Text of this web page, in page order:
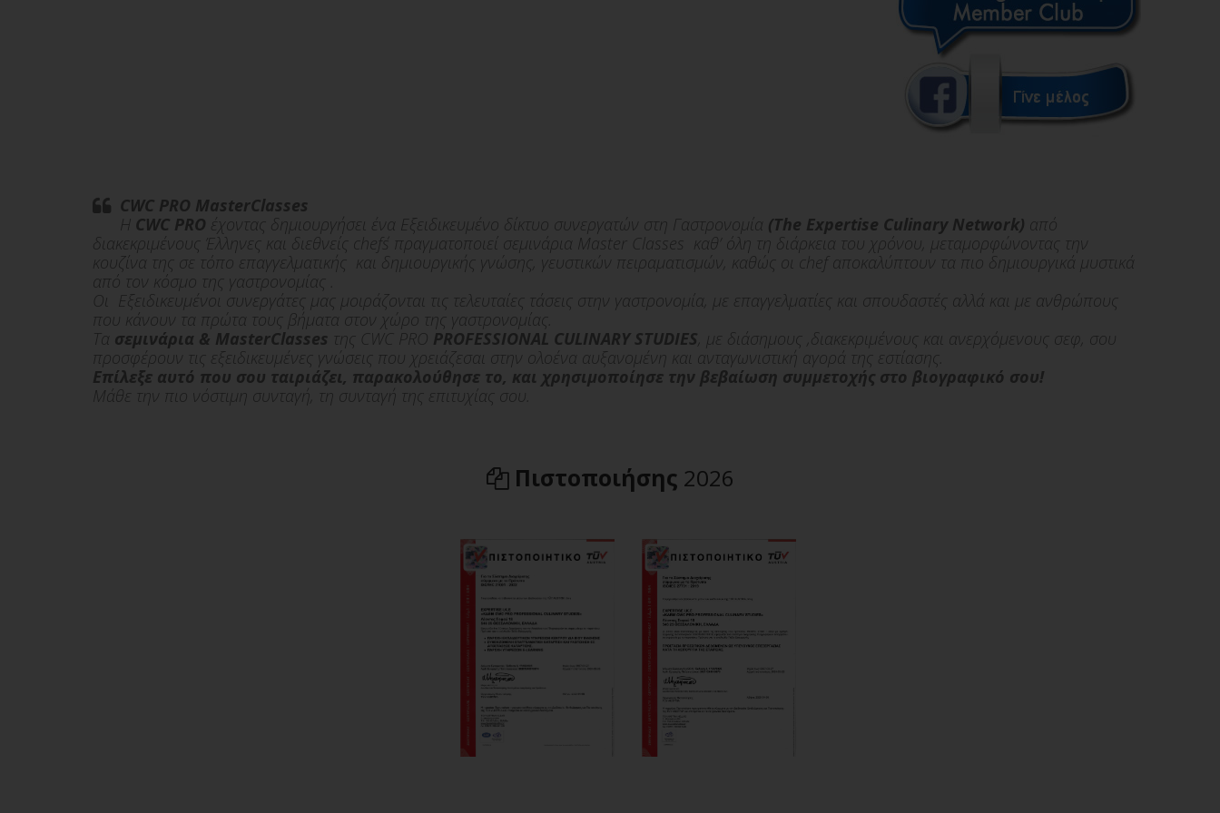
CWC PRO MasterClasses
H CWC PRO έχοντας δημιουργήσει ένα Εξειδικευμένο δίκτυο συνεργατών στη Γαστρονομία (The Expertise Culinary Network) από
διακεκριμένους Έλληνες και διεθνείς chef΄s πραγματοποιεί σεμινάρια Μaster Classes καθ’ όλη τη διάρκεια του χρόνου, μεταμορφώνοντας την
κουζίνα της σε τόπο επαγγελματικής και δημιουργικής γνώσης, γευστικών πειραματισμών, καθώς οι chef αποκαλύπτουν τα πιο δημιουργικά μυστικά
από τον κόσμο της γαστρονομίας .
Οι Εξειδικευμένοι συνεργάτες μας μοιράζονται τις τελευταίες τάσεις στην γαστρονομία, με επαγγελματίες και σπουδαστές αλλά και με ανθρώπους
που κάνουν τα πρώτα τους βήματα στον χώρο της γαστρονομίας.
Τα σεμινάρια & MasterClasses της CWC PRO PROFESSIONAL CULINARY STUDIES , με διάσημους ,διακεκριμένους και ανερχόμενους σεφ, σου
προσφέρουν τις εξειδικευμένες γνώσεις που χρειάζεσαι στην ολοένα αυξανομένη και ανταγωνιστική αγορά της εστίασης.
Επίλεξε αυτό που σου ταιριάζει, παρακολούθησε το, και χρησιμοποίησε την βεβαίωση συμμετοχής στο βιογραφικό σου!
Μάθε την πιο νόστιμη συνταγή, τη συνταγή της επιτυχίας σου.
Πιστοποιήσης 2026